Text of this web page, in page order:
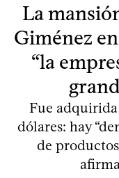
La
Giménez
“la
Fue
dólares: hay
de